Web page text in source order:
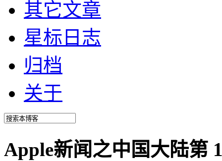
其它文章
星标日志
归档
关于
Apple新闻之中国大陆第